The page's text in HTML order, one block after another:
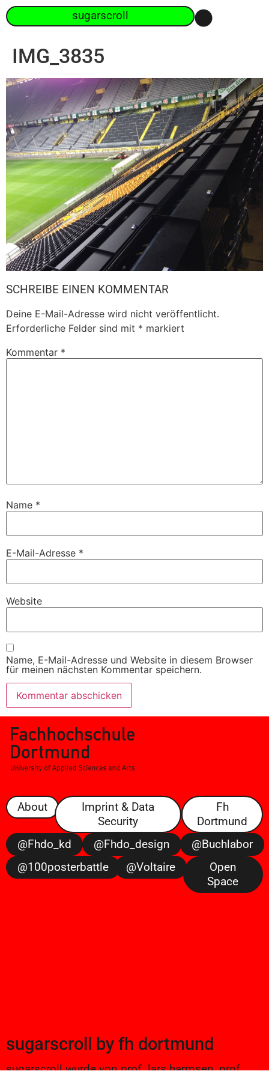
sugarscroll
IMG_3835
SCHREIBE EINEN KOMMENTAR
Deine E-Mail-Adresse wird nicht veröffentlicht.
Erforderliche Felder sind mit * markiert
Kommentar *
Name *
E-Mail-Adresse *
Website
Name, E-Mail-Adresse und Website in diesem Browser
für meinen nächsten Kommentar speichern.
About
Imprint & Data
Security
Fh
Dortmund
@fhdo_kd
@fhdo_design
@buchlabor
@100posterbattle
@voltaire
Open
Space
sugarscroll by fh dortmund
sugarscroll wurde von prof. lars harmsen, prof.